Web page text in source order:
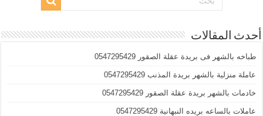
أحدث المقالات
طباخه بالشهر فى بريدة عقلة الصقور 0547295429
عاملة منزلية بالشهر بريدة المذنب 0547295429
خادمات بالشهر بريدة عقلة الصقور 0547295429
عاملات بالساعه بريده النبهانية 0547295429